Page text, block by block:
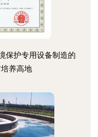
保护专用设备制造的
养高地